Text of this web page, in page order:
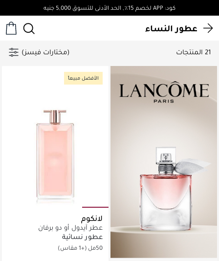
كود: APP لخصم 15٪, الحد الأدنى للتسوق 5,000 جنيه
عطور النساء
21 المنتجات (مختارات فيسز)
الأفضل مبيعاً
لانكوم
عطر آيدول أو دو برفان
عطور نسائية
50مل (+1 مقاس)